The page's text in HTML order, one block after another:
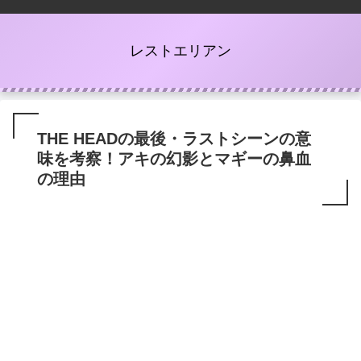
レストエリアン
THE HEADの最後・ラストシーンの意
味を考察！アキの幻影とマギーの鼻血
の理由